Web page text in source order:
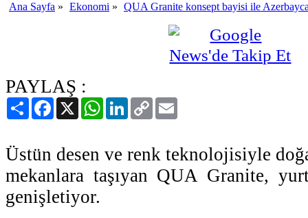
Ana Sayfa » Ekonomi » QUA Granite konsept bayisi ile
PAYLAŞ :
PaylaşFacebook
X WhatsAppLinkedIn
Copy
Link
Üstün desen ve renk teknolojisiyle
mekanlara taşıyan QUA Granite,
genişletiyor.